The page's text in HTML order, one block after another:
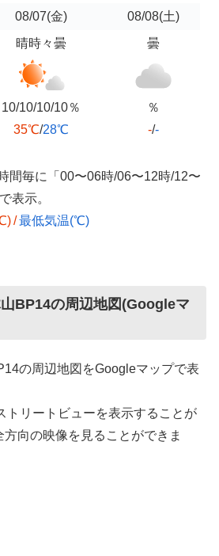
08/07(金) 08/08(土)
晴時々曇
10/10/10/10％
35℃/28℃
曇
％
-/-
間毎に「00〜06時/06〜12時/12〜
表示。
/最低気温(℃)
BP14の周辺地図(Googleマ
の周辺地図をGoogleマップで表
トリートビューを表示することが
向の映像を見ることができま